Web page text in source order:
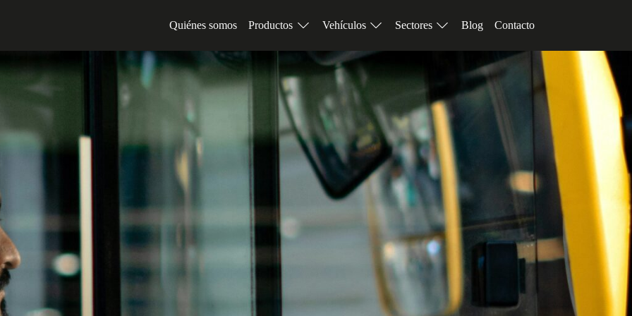
Quiénes somos
Productos Vehículos Sectores Blog Contacto